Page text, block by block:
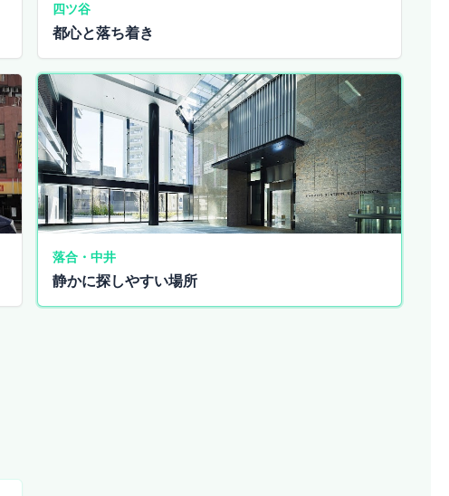
四ツ谷
都心と落ち着き
落合・中井
静かに探しやすい場所